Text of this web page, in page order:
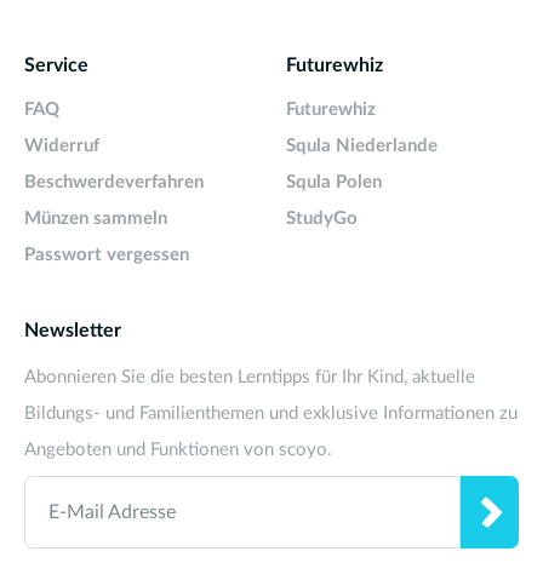
Service
FAQ
Widerruf
Beschwerdeverfahren
Münzen sammeln
Passwort vergessen
Futurewhiz
Futurewhiz
Squla Niederlande
Squla Polen
StudyGo
Newsletter
Abonnieren Sie die besten Lerntipps für Ihr Kind, aktuelle
Bildungs- und Familienthemen und exklusive Informationen zu
Angeboten und Funktionen von scoyo.
E-Mail Adresse